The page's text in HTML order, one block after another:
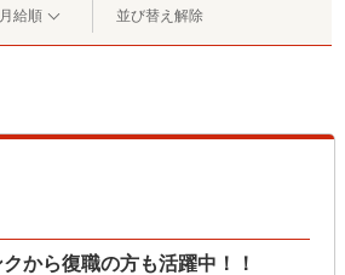
月給順 並び替え解除
から復職の方も活躍中！！